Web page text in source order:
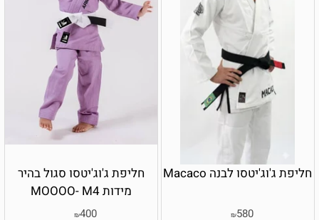
חליפת ג'וג'יטסו לבנה Macaco
₪580
חליפת ג'וג'יטסו סגול בהיר
מידות MOOOO- M4
₪400